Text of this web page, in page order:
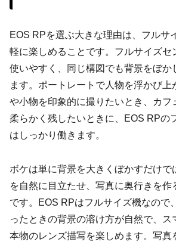
EOS RPを選ぶ大きな理由は、フルサ
軽に楽しめることです。フルサイズセ
使いやすく、同じ構図でも背景をぼか
ます。ポートレートで人物を浮かび
や小物を印象的に撮りたいとき、カフ
柔らかく残したいときに、EOS RPの
はしっかり働きます。
ボケは単に背景を大きくぼかすだけで
を自然に目立たせ、写真に奥行きを作
です。EOS RPはフルサイズ機なので
ったときの背景の溶け方が自然で、ス
本物のレンズ描写を楽しめます。写真